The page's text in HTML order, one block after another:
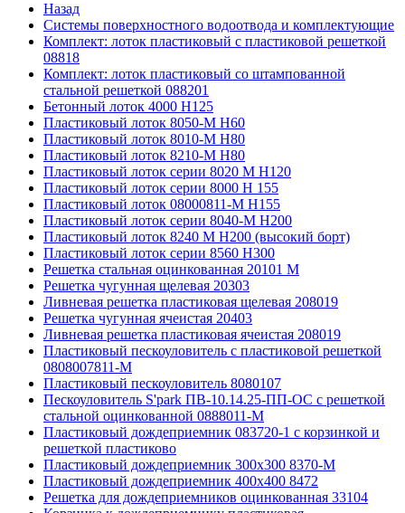
Назад
Системы поверхностного водоотвода и комплектующие
Комплект: лоток пластиковый с пластиковой решеткой
08818
Комплект: лоток пластиковый со штампованной
стальной решеткой 088201
Бетонный лоток 4000 Н125
Пластиковый лоток 8050-М H60
Пластиковый лоток 8010-М H80
Пластиковый лоток 8210-М H80
Пластиковый лоток серии 8020 М H120
Пластиковый лоток серии 8000 Н 155
Пластиковый лоток 08000811-М H155
Пластиковый лоток серии 8040-М H200
Пластиковый лоток 8240 M H200 (высокий борт)
Пластиковый лоток серии 8560 Н300
Решетка стальная оцинкованная 20101 М
Решетка чугунная щелевая 20303
Ливневая решетка пластиковая щелевая 208019
Решетка чугунная ячеистая 20403
Ливневая решетка пластиковая ячеистая 208019
Пластиковый пескоуловитель с пластиковой решеткой
0808007811-М
Пластиковый пескоуловитель 8080107
Пескоуловитель S'park ПВ-10.14.25-ПП-ОС с решеткой
стальной оцинкованной 0888011-М
Пластиковый дождеприемник 083720-1 c корзинкой и
решеткой пластиково
Пластиковый дождеприемник 300x300 8370-М
Пластиковый дождеприемник 400x400 8472
Решетка для дождеприемников оцинкованная 33104